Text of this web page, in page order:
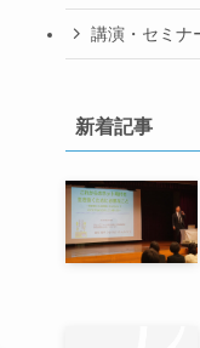
講演・セミナ
新着記事